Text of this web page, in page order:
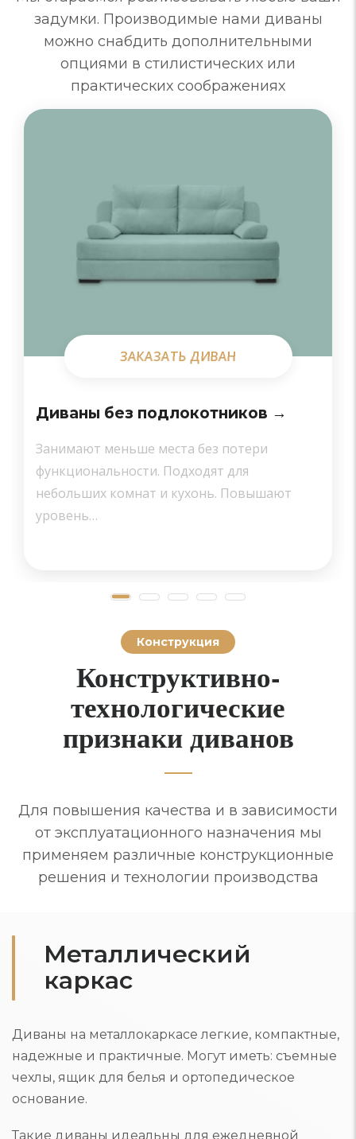
задумки. Производимые нами диваны
можно снабдить дополнительными
опциями в стилистических или
практических соображениях
ЗАКАЗАТЬ ДИВАН
ЗАКАЗАТЬ ДИВАН
Диваны без подлокотников →
Занимают меньше места без потери
функциональности. Подходят для
небольших комнат и кухонь. Повышают
уровень…
Конструкция
Конструктивно-
технологические
признаки диванов
Для повышения качества и в зависимости
от эксплуатационного назначения мы
применяем различные конструкционные
решения и технологии производства
Металлический
каркас
Диваны на металлокаркасе легкие, компактные,
надежные и практичные. Могут иметь: съемные
чехлы, ящик для белья и ортопедическое
основание.
Такие диваны идеальны для ежедневной